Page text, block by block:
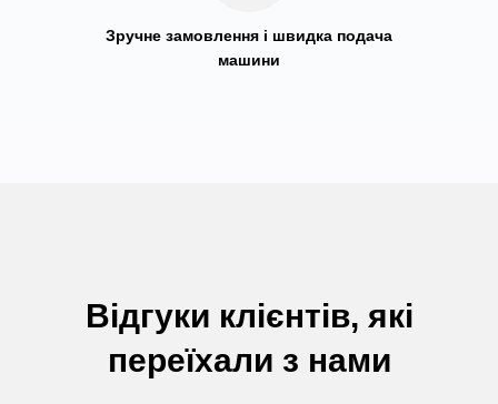
Зручне замовлення і швидка подача
машини
Відгуки клієнтів, які
переїхали з нами